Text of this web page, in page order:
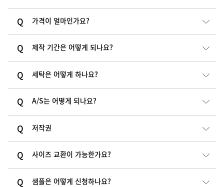
가격이 얼마인가요?
제작 기간은 어떻게 되나요?
세탁은 어떻게 하나요?
A/S는 어떻게 되나요?
저작권
사이즈 교환이 가능한가요?
샘플은 어떻게 신청하나요?